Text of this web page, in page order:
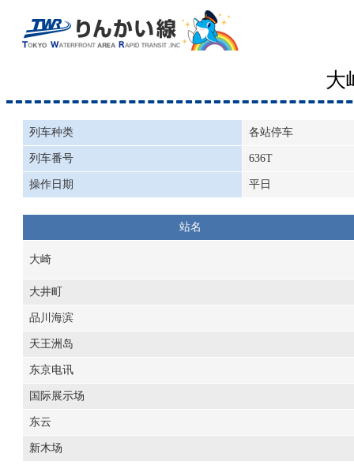
大
列车种类 各站停车
列车番号 636T
操作日期 平日
站名
大崎
大井町
品川海滨
天王洲岛
东京电讯
国际展示场
东云
新木场